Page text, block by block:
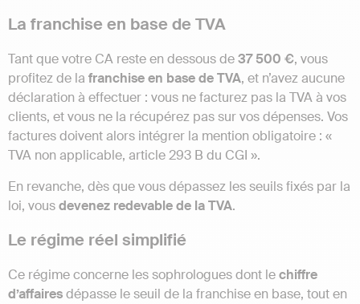
La franchise en base de TVA
Tant que votre CA reste en dessous de37 500 €, vous
profitez de la franchise en base de TVA, et n’avez aucune
déclaration à effectuer : vous ne facturez pas la TVA à vos
clients, et vous ne la récupérez pas sur vos dépenses. Vos
factures doivent alors intégrer la mention obligatoire : «
TVA non applicable, article 293 B du CGI ».
En revanche, dès que vous dépassez les seuils fixés par la
loi, vousdevenez redevable de la TVA.
Le régime réel simplifié
Ce régime concerne les sophrologues dont lechiffre
d’affairesdépasse le seuil de la franchise en base, tout en